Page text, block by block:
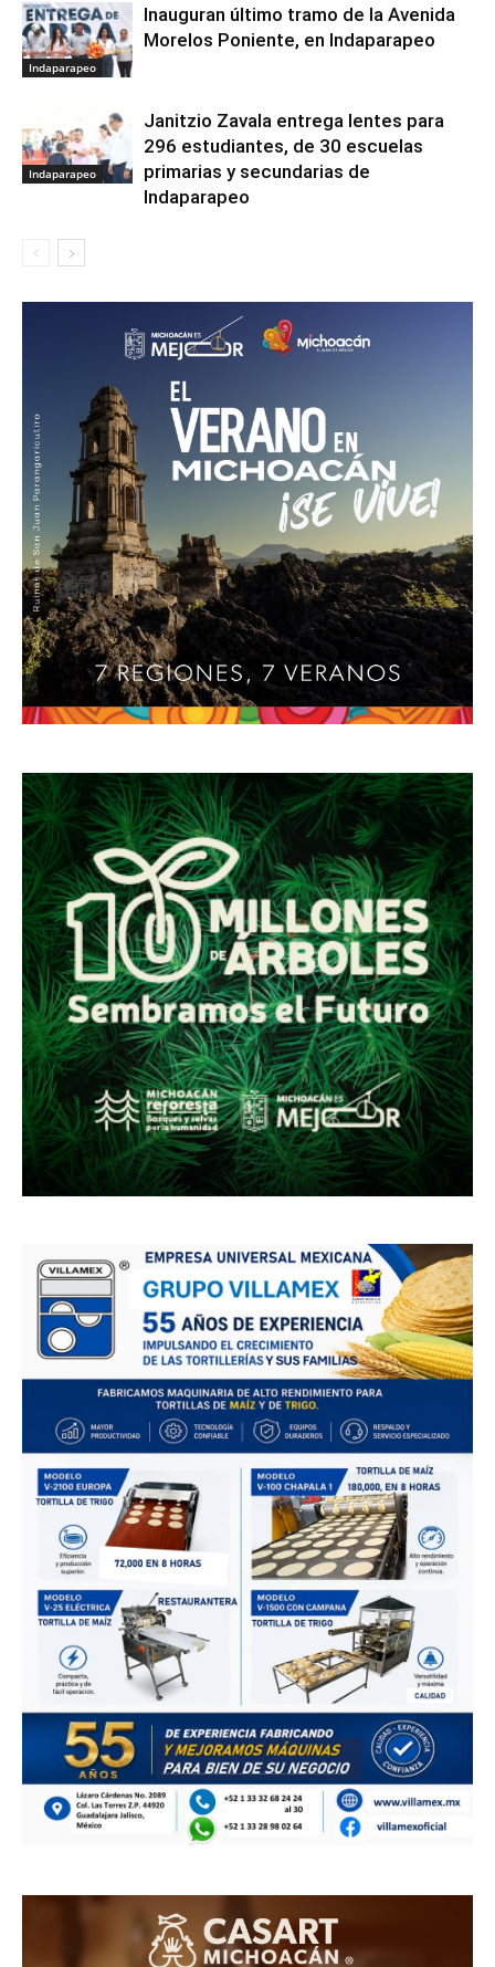
Indaparapeo
Inauguran último tramo de la Avenida
Morelos Poniente, en Indaparapeo
Indaparapeo
Janitzio Zavala entrega lentes para
296 estudiantes, de 30 escuelas
primarias y secundarias de
Indaparapeo